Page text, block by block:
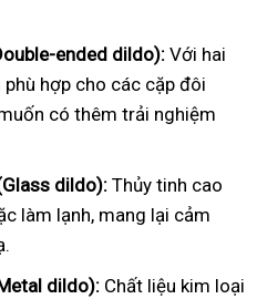
ended dildo): Với hai
hợp cho các cặp đôi
có thêm trải nghiệm
dildo): Thủy tinh cao
làm lạnh, mang lại cảm
dildo): Chất liệu kim loại